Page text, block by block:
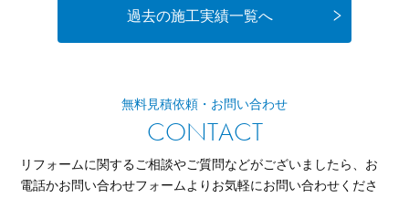
過去の施工実績一覧へ
無料見積依頼・お問い合わせ
CONTACT
リフォームに関するご相談やご質問などがございましたら、 お
電話かお問い合わせフォームよりお気軽にお問い合わせくださ